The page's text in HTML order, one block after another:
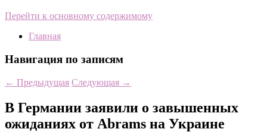
Перейти к основному содержимому
Главная
Навигация по записям
← Предыдущая Следующая →
В Германии заявили о завышенных
ожиданиях от Abrams на Украине